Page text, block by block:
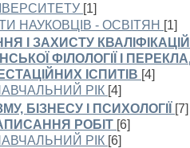
[1]
НАУКОВЦІВ - ОСВІТЯН [1]
І ЗАХИСТУ
ФІЛОЛОГІЇ І
ІСПИТІВ [4]
РІК [4]
БІЗНЕСУ І ПСИХОЛОГІЇ
[7]
РОБІТ [6]
РІК [6]